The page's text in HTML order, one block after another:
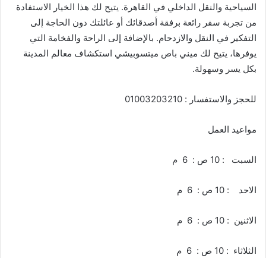
السياحية والنقل الداخلي في القاهرة. يتيح لك هذا الخيار الاستفادة
من تجربة سفر رائعة برفقة أصدقائك أو عائلتك دون الحاجة إلى
التفكير في النقل والازدحام. بالإضافة إلى الراحة والفخامة التي
يوفرها، يتيح لك ميني باص ميتسوبيشي استكشاف معالم المدينة
بكل يسر وسهولة.
للحجز والاستفسار : 01003203210
مواعيد العمل
السبت : 10 ص : 6 م
الاحد : 10 ص : 6 م
الاثنين : 10 ص : 6 م
الثلاثاء : 10 ص : 6 م